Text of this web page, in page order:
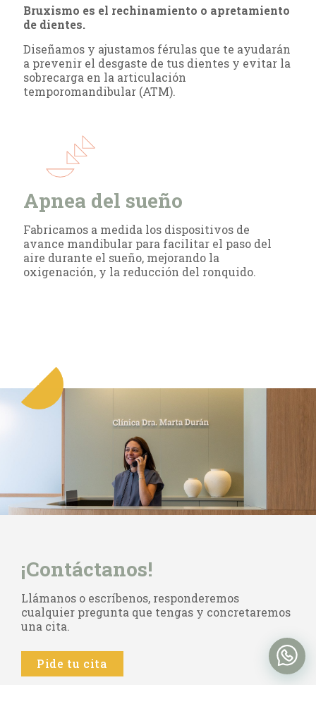
Bruxismo es el rechinamiento o apretamiento
de dientes.
Diseñamos y ajustamos férulas que te ayudarán
a prevenir el desgaste de tus dientes y evitar la
sobrecarga en la articulación
temporomandibular (ATM).
Apnea del sueño
Fabricamos a medida los dispositivos de
avance mandibular para facilitar el paso del
aire durante el sueño, mejorando la
oxigenación, y la reducción del ronquido.
¡Contáctanos!
Llámanos o escríbenos, responderemos
cualquier pregunta que tengas y concretaremos
una cita.
Pide tu cita